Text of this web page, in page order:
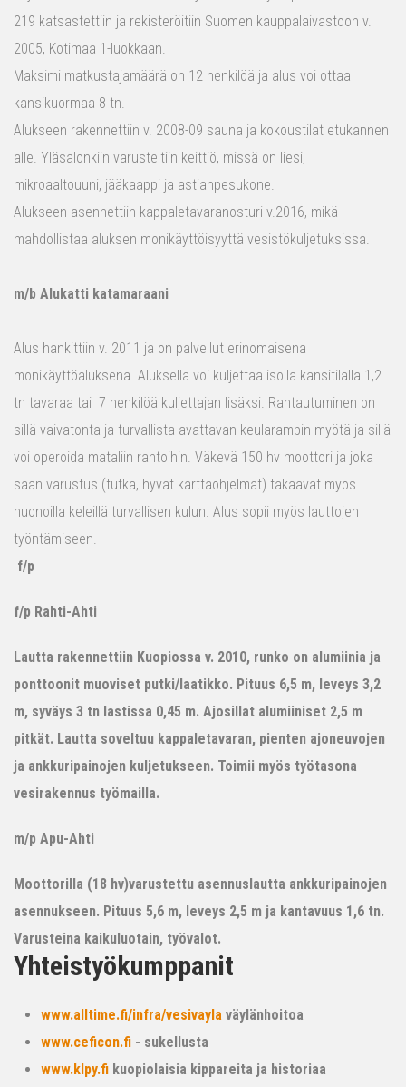
219 katsastettiin ja rekisteröitiin Suomen kauppalaivastoon v.
2005, Kotimaa 1-luokkaan.
Maksimi matkustajamäärä on 12 henkilöä ja alus voi ottaa
kansikuormaa 8 tn.
Alukseen rakennettiin v. 2008-09 sauna ja kokoustilat etukannen
alle. Yläsalonkiin varusteltiin keittiö, missä on liesi,
mikroaaltouuni, jääkaappi ja astianpesukone.
Alukseen asennettiin kappaletavaranosturi v.2016, mikä
mahdollistaa aluksen monikäyttöisyyttä vesistökuljetuksissa.
m/b Alukatti katamaraani
Alus hankittiin v. 2011 ja on palvellut erinomaisena
monikäyttöaluksena. Aluksella voi kuljettaa isolla kansitilalla 1,2
tn tavaraa tai 7 henkilöä kuljettajan lisäksi. Rantautuminen on
sillä vaivatonta ja turvallista avattavan keularampin myötä ja sillä
voi operoida mataliin rantoihin. Väkevä 150 hv moottori ja joka
sään varustus (tutka, hyvät karttaohjelmat) takaavat myös
huonoilla keleillä turvallisen kulun. Alus sopii myös lauttojen
työntämiseen.
f/p
f/p Rahti-Ahti
Lautta rakennettiin Kuopiossa v. 2010, runko on alumiinia ja
ponttoonit muoviset putki/laatikko. Pituus 6,5 m, leveys 3,2
m, syväys 3 tn lastissa 0,45 m. Ajosillat alumiiniset 2,5 m
pitkät. Lautta soveltuu kappaletavaran, pienten ajoneuvojen
ja ankkuripainojen kuljetukseen. Toimii myös työtasona
vesirakennus työmailla.
m/p Apu-Ahti
Moottorilla (18 hv)varustettu asennuslautta ankkuripainojen
asennukseen. Pituus 5,6 m, leveys 2,5 m ja kantavuus 1,6 tn.
Varusteina kaikuluotain, työvalot.
Yhteistyökumppanit
www.alltime.fi/infra/vesivayla väylänhoitoa
www.ceficon.fi - sukellusta
www.klpy.fi kuopiolaisia kippareita ja historiaa